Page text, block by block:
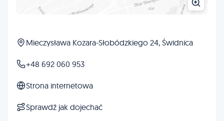
Mieczysława Kozara-Słobódzkiego 24, Świdnica
+48 692 060 953
Strona internetowa
Sprawdź jak dojechać